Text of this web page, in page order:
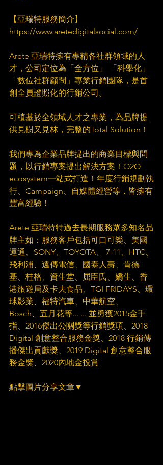
【亞瑞特服務簡介】
https://www.aretedigitalsocial.com/​
Arete 亞瑞特擁有專精各社群領域的人
才，公司定位為「全方位」 「科學化」
「數位社群顧問」專業行銷團隊，是首
創全員證照化的行銷公司。​
可植基於全領域人才之專業，為品牌提
供見樹又見林，完整的Total Solution！​
我們專為企業品牌提出的商業目標與問
題，以行銷專案提出解決方案！O2O
ecosystem一站式打造！年度行銷規劃執
行、Campaign、自媒體經營等，皆擁有
豐富經驗！​
Arete 亞瑞特特過去長期服務眾多知名品
牌主如：服務客戶包括可口可樂、美國
運通、SONY、TOYOTA、 7-11、HTC、
飛利浦、遠傳電信、國泰人壽、肯德
基、桂格、資生堂、屈臣氏、嬌生、香
港旅遊局及卡夫食品、TGI FRIDAYS、環
球影業、福特汽車、中華航空、
Bosch、五月花等... ... 並勇獲2015金手
指、2016傑出公關獎等行銷獎項、2018
Digital 創意整合服務金獎、2018 行銷傳
播傑出貢獻獎、2019 Digital 創意整合服
務金獎、2020內地金投賞
點擊圖片分享文章▼